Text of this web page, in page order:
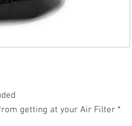
getting at your Air Filter *